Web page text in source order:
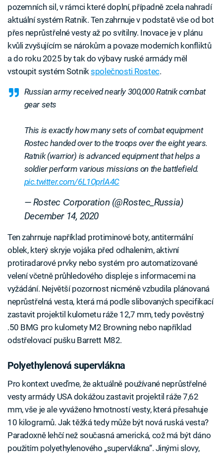
pozemních sil, v rámci které doplní, případně zcela nahradí
aktuální systém Ratnik. Ten zahrnuje v podstatě vše od bot
přes neprůstřelné vesty až po svítilny. Inovace je v plánu
kvůli zvyšujícím se nárokům a povaze moderních konfliktů
a do roku 2025 by tak do výbavy ruské armády měl
vstoupit systém Sotnikspolečnosti Rostec.
Russian army received nearly 300,000 Ratnik combat
gear sets
This is exactly how many sets of combat equipment
Rostec handed over to the troops over the eight years.
Ratnik (warrior) is advanced equipment that helps a
soldier perform various missions on the battlefield.
pic.twitter.com/6L1OprlA4C
— Rostec Сorporation (@Rostec_Russia)
December 14, 2020
Ten zahrnuje například protiminové boty, antitermální
oblek, který skryje vojáka před odhalením, aktivní
protiradarové prvky nebo systém pro automatizované
velení včetně průhledového displeje s informacemi na
vyžádání. Největší pozornost nicméně vzbudila plánovaná
neprůstřelná vesta, která má podle slibovaných specifikací
zastavit projektil kulometu ráže 12,7 mm, tedy pověstný
.50 BMG pro kulomety M2 Browning nebo například
odstřelovací pušku Barrett M82.
Polyethylenová supervlákna
Pro kontext uveďme, že aktuálně používané neprůstřelné
vesty armády USA dokážou zastavit projektil ráže 7,62
mm, vše je ale vyváženo hmotností vesty, která přesahuje
10 kilogramů. Jak těžká tedy může být nová ruská vesta?
Paradoxně lehčí než současná americká, což má být dáno
použitím polyethylenového „supervlákna“. Jinými slovy,